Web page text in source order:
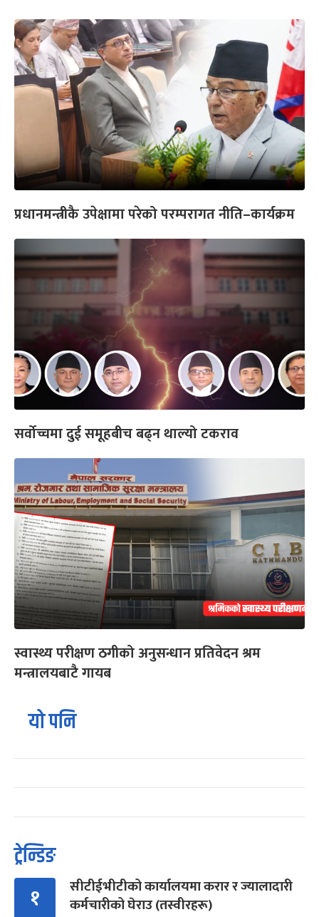
प्रधानमन्त्रीकै उपेक्षामा परेको परम्परागत नीति–कार्यक्रम
सर्वोच्चमा दुई समूहबीच बढ्न थाल्यो टकराव
स्वास्थ्य परीक्षण ठगीको अनुसन्धान प्रतिवेदन श्रम
मन्त्रालयबाटै गायब
यो पनि
ट्रेन्डिङ
१
सीटीईभीटीको कार्यालयमा करार र ज्यालादारी
कर्मचारीको घेराउ (तस्वीरहरू)